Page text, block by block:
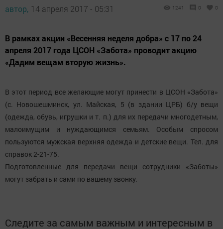
автор, 14 апреля 2017 - 05:31 1241 0 0
В рамках акции «Весенняя неделя добра» с 17 по 24
апреля 2017 года ЦСОН «Забота» проводит акцию
«Дадим вещам вторую жизнь».
В этот период все желающие могут принести в ЦСОН «Забота»
(с. Новошешминск, ул. Майская, 5 (в здании ЦРБ) б/у вещи
(одежда, обувь, игрушки и т. п.) для их передачи многодетным,
малоимущим и нуждающимся семьям. Особым спросом
пользуются мужская верхняя одежда и детские вещи. Тел. для
справок 2-21-75.
Подготовленные для передачи вещи сотрудники «Заботы»
могут забрать и сами по вашему звонку.
Следите за самым важным и интересным в